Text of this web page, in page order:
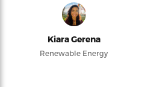
Kiara Gerena
Renewable Energy